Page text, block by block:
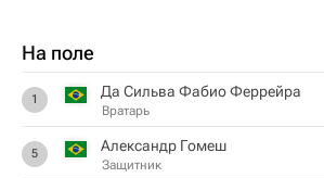
На поле
1 Да Сильва Фабио Феррейра
Вратарь
5 Александр Гомеш
Защитник